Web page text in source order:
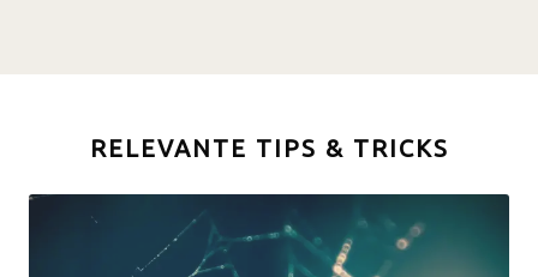
RELEVANTE TIPS & TRICKS